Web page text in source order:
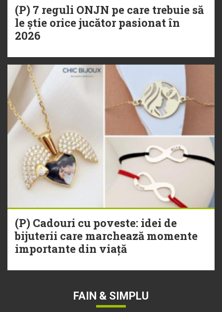
(P) 7 reguli ONJN pe care trebuie să
le știe orice jucător pasionat în
2026
(P) Cadouri cu poveste: idei de
bijuterii care marchează momente
importante din viață
FAIN & SIMPLU